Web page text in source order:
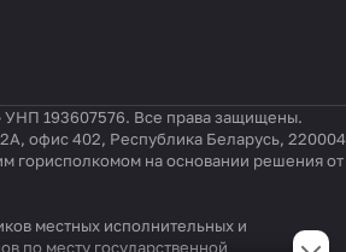
193607576. Все права защищены.
офис 402, Республика Беларусь, 220004
горисполкомом на основании решения от
местных исполнительных и
по месту государственной
cookie